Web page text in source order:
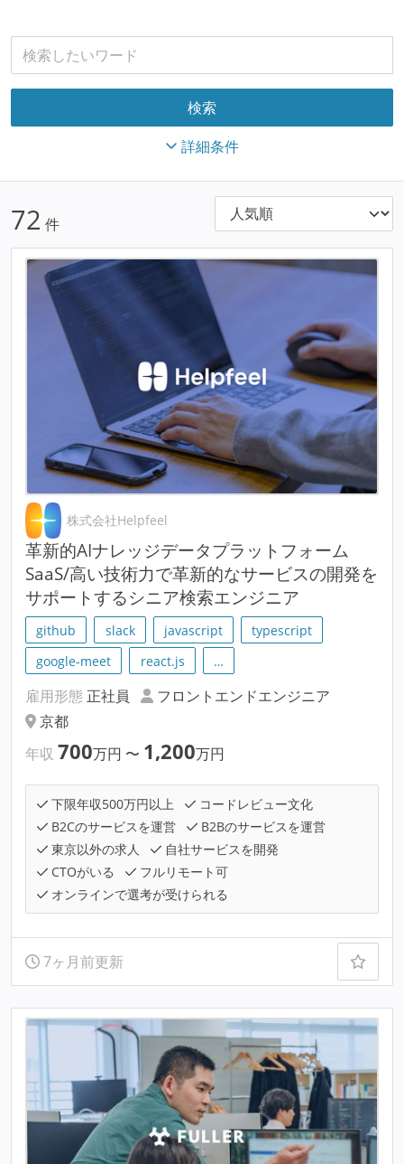
詳細条件
72 件
株式会社Helpfeel
革新的AIナレッジデータプラットフォーム
SaaS/高い技術力で革新的なサービスの開発を
サポートするシニア検索エンジニア
github slack javascript
typescript
google-meet
react.js …
雇用形態 正社員
フロントエンドエンジニア
京都
年収 700万円 〜 1,200万円
下限年収500万円以上
コードレビュー文化
B2Cのサービスを運営
B2Bのサービスを運営
東京以外の求人
自社サービスを開発
CTOがいる
フルリモート可
オンラインで選考が受けられる
7ヶ月前更新